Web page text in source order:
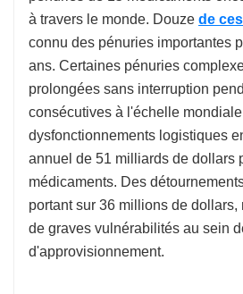
à travers le monde. Douze de
connu des pénuries importantes
ans. Certaines pénuries
prolongées sans interruption
consécutives à l'échelle
dysfonctionnements logistiques
annuel de 51 milliards de dollars
médicaments. Des
portant sur 36 millions de dollars,
de graves vulnérabilités au sein
d'approvisionnement.